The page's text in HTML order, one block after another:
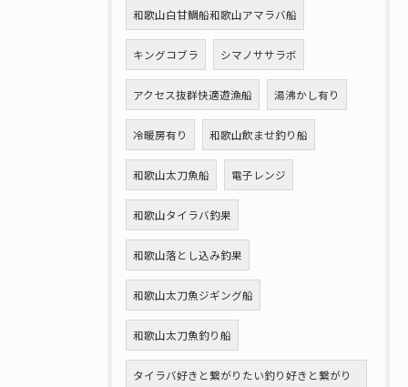
和歌山白甘鯛船和歌山アマラバ船
キングコブラ シマノササラボ
アクセス抜群快適遊漁船 湯沸かし有り
冷暖房有り 和歌山飲ませ釣り船
和歌山太刀魚船 電子レンジ
和歌山タイラバ釣果
和歌山落とし込み釣果
和歌山太刀魚ジギング船
和歌山太刀魚釣り船
タイラバ好きと繋がりたい釣り好きと繋がり